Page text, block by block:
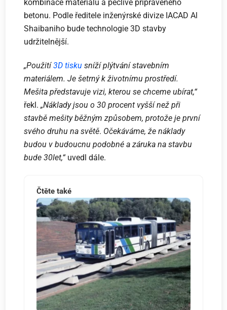
kombinace materiálu a pečlivě připraveného
betonu. Podle ředitele inženýrské divize IACAD Al
Shaibaniho bude technologie 3D stavby
udržitelnější.
„Použití3D tisku sníží plýtvání stavebním
materiálem. Je šetrný k životnímu prostředí.
Mešita představuje vizi, kterou se chceme ubírat,“
řekl.„Náklady jsou o 30 procent vyšší než při
stavbě mešity běžným způsobem, protože je první
svého druhu na světě. Očekáváme, že náklady
budou v budoucnu podobné a záruka na stavbu
bude 30let,“ uvedl dále.
Čtěte také